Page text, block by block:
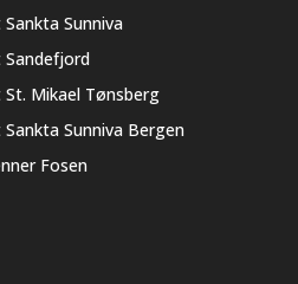
Sunniva
Sandefjord
Mikael Tønsberg
Sunniva Bergen
Fosen